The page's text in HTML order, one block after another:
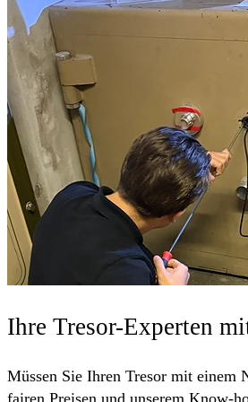
Ihre Tresor-Experten
Müssen Sie Ihren Tresor mit einem